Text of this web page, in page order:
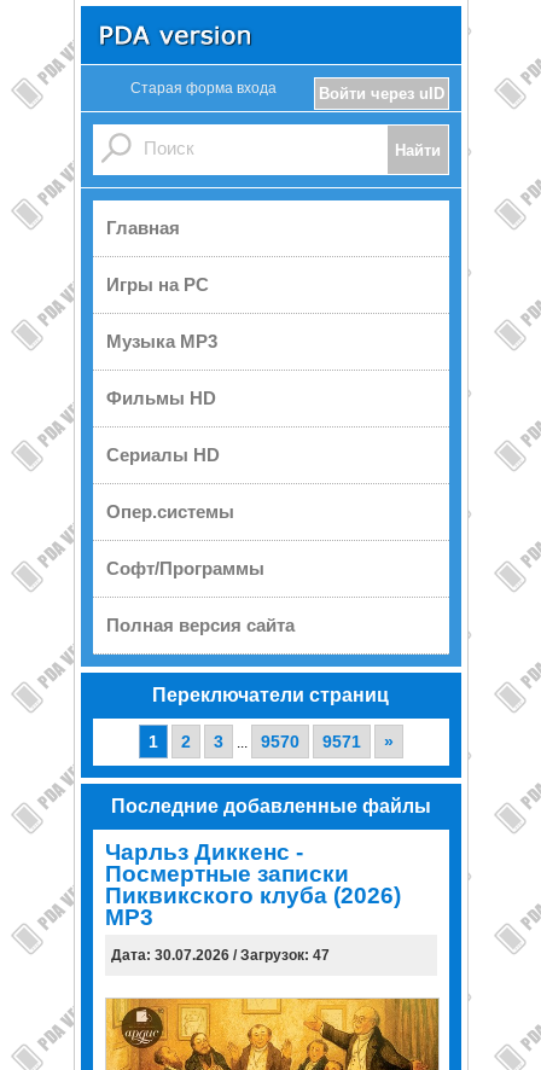
Войти через uID
Старая форма входа
Главная
Игры на PC
Музыка MP3
Фильмы HD
Сериалы HD
Опер.системы
Софт/Программы
Полная версия сайта
Переключатели страниц
1 2 3 ... 9570 9571 »
Последние добавленные файлы
Чарльз Диккенс -
Посмертные записки
Пиквикского клуба (2026)
МР3
Дата: 30.07.2026 / Загрузок: 47